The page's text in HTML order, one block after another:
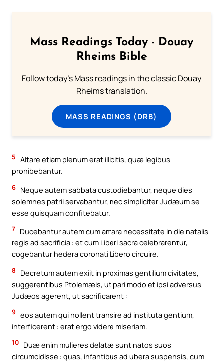
Mass Readings Today - Douay
Rheims Bible
Follow today's Mass readings in the classic Douay
Rheims translation.
MASS READINGS (DRB)
5 Altare etiam plenum erat illicitis, quæ legibus
prohibebantur.
6 Neque autem sabbata custodiebantur, neque dies
solemnes patrii servabantur, nec simpliciter Judæum se
esse quisquam confitebatur.
7 Ducebantur autem cum amara necessitate in die natalis
regis ad sacrificia : et cum Liberi sacra celebrarentur,
cogebantur hedera coronati Libero circuire.
8
Decretum autem exiit in proximas gentilium civitates,
suggerentibus Ptolemæis, ut pari modo et ipsi adversus
Judæos agerent, ut sacrificarent :
9 eos autem qui nollent transire ad instituta gentium,
interficerent : erat ergo videre miseriam.
10 Duæ enim mulieres delatæ sunt natos suos
circumcidisse : quas, infantibus ad ubera suspensis, cum